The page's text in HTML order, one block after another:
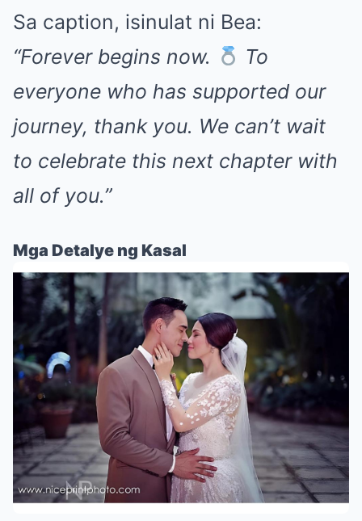
Sa caption, isinulat ni Bea:
“Forever begins now.
To
everyone who has supported our
journey, thank you. We can’t wait
to celebrate this next chapter with
all of you.”
Mga Detalye ng Kasal